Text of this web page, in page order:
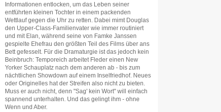
Informationen entlocken, um das Leben seiner
entführten kleinen Tochter in einem packenden
Wettlauf gegen die Uhr zu retten. Dabei mimt Douglas
den Upper-Class-Familienvater wie immer routiniert
und mit Elan, während seine von Famke Janssen
gespielte Ehefrau den größten Teil des Films über ans
Bett gefesselt. Für die Dramaturgie ist das jedoch kein
Beinbruch: Temporeich arbeitet Fleder einen New
Yorker Schauplatz nach dem anderen ab - bis zum
nächtlichen Showdown auf einem Inselfriedhof. Neues
oder Originelles hat der Streifen also nicht zu bieten.
Muss er auch nicht, denn "Sag' kein Wort" will einfach
spannend unterhalten. Und das gelingt ihm - ohne
Wenn und Aber.